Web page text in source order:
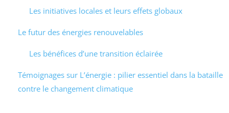
Les initiatives locales et leurs effets globaux
Le futur des énergies renouvelables
Les bénéfices d’une transition éclairée
Témoignages sur L’énergie : pilier essentiel dans la bataille
contre le changement climatique